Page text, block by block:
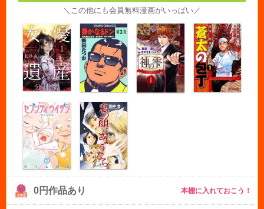
＼この他にも会員無料漫画がいっぱい／
0円作品あり 本棚に入れておこう！